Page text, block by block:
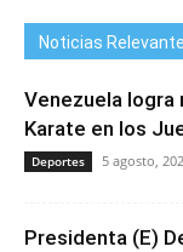
Noticias
Venezuela logra
Karate en los
Deportes 5 agosto,
Presidenta (E)